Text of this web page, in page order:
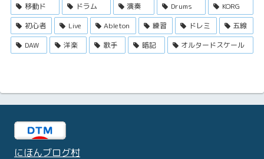
移動ド
ドラム 演奏 Drums
KORG
初心者
Live Ableton 練習 ドレミ
五線
DAW
洋楽 歌手 暗記 オルタードスケール
にほんブログ村